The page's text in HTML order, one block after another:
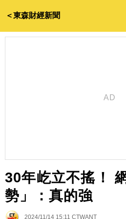
＜東森財經新聞
30年屹立不搖！
勢」：真的強
2024/11/14 15:11 CTWANT